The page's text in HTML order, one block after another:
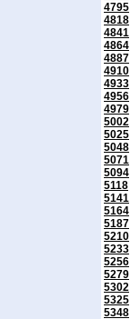
4795
4818
4841
4864
4887
4910
4933
4956
4979
5002
5025
5048
5071
5094
5118
5141
5164
5187
5210
5233
5256
5279
5302
5325
5348